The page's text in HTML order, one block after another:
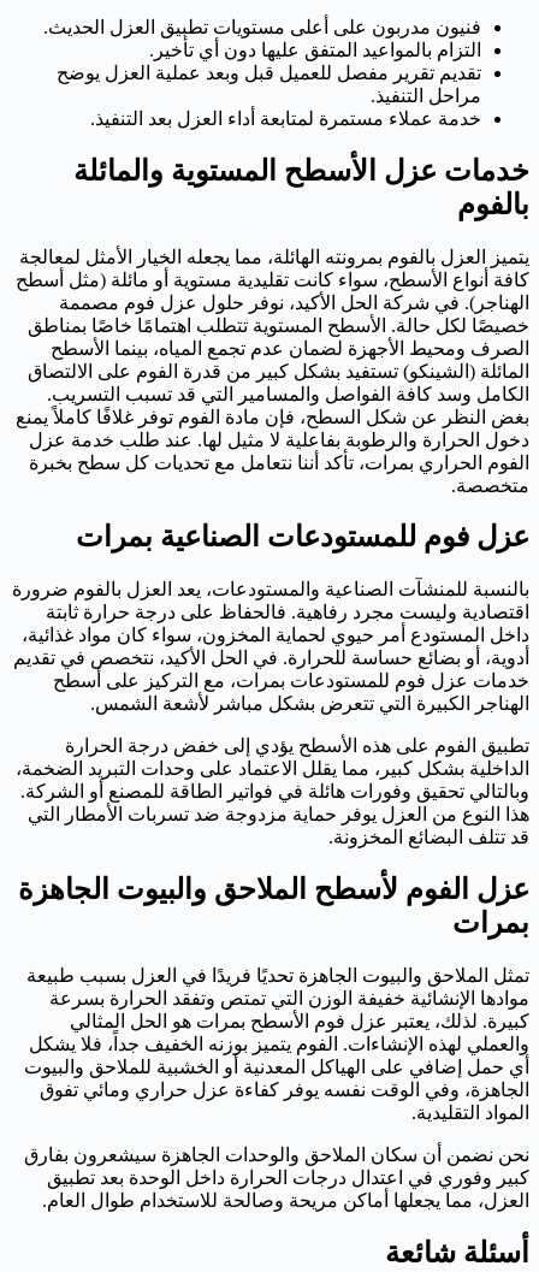
فنيون مدربون على أعلى مستويات تطبيق العزل الحديث.
التزام بالمواعيد المتفق عليها دون أي تأخير.
تقديم تقرير مفصل للعميل قبل وبعد عملية العزل يوضح
مراحل التنفيذ.
خدمة عملاء مستمرة لمتابعة أداء العزل بعد التنفيذ.
خدمات عزل الأسطح المستوية والمائلة
بالفوم
يتميز العزل بالفوم بمرونته الهائلة، مما يجعله الخيار الأمثل لمعالجة
كافة أنواع الأسطح، سواء كانت تقليدية مستوية أو مائلة (مثل أسطح
الهناجر). في شركة الحل الأكيد، نوفر حلول عزل فوم مصممة
خصيصًا لكل حالة. الأسطح المستوية تتطلب اهتمامًا خاصًا بمناطق
الصرف ومحيط الأجهزة لضمان عدم تجمع المياه، بينما الأسطح
المائلة (الشينكو) تستفيد بشكل كبير من قدرة الفوم على الالتصاق
الكامل وسد كافة الفواصل والمسامير التي قد تسبب التسريب.
بغض النظر عن شكل السطح، فإن مادة الفوم توفر غلافًا كاملاً يمنع
دخول الحرارة والرطوبة بفاعلية لا مثيل لها. عند طلب خدمة عزل
الفوم الحراري بمرات، تأكد أننا نتعامل مع تحديات كل سطح بخبرة
متخصصة.
عزل فوم للمستودعات الصناعية بمرات
بالنسبة للمنشآت الصناعية والمستودعات، يعد العزل بالفوم ضرورة
اقتصادية وليست مجرد رفاهية. فالحفاظ على درجة حرارة ثابتة
داخل المستودع أمر حيوي لحماية المخزون، سواء كان مواد غذائية،
أدوية، أو بضائع حساسة للحرارة. في الحل الأكيد، نتخصص في تقديم
خدمات عزل فوم للمستودعات بمرات، مع التركيز على أسطح
الهناجر الكبيرة التي تتعرض بشكل مباشر لأشعة الشمس.
تطبيق الفوم على هذه الأسطح يؤدي إلى خفض درجة الحرارة
الداخلية بشكل كبير، مما يقلل الاعتماد على وحدات التبريد الضخمة،
وبالتالي تحقيق وفورات هائلة في فواتير الطاقة للمصنع أو الشركة.
هذا النوع من العزل يوفر حماية مزدوجة ضد تسربات الأمطار التي
قد تتلف البضائع المخزونة.
عزل الفوم لأسطح الملاحق والبيوت الجاهزة
بمرات
تمثل الملاحق والبيوت الجاهزة تحديًا فريدًا في العزل بسبب طبيعة
موادها الإنشائية خفيفة الوزن التي تمتص وتفقد الحرارة بسرعة
كبيرة. لذلك، يعتبر عزل فوم الأسطح بمرات هو الحل المثالي
والعملي لهذه الإنشاءات. الفوم يتميز بوزنه الخفيف جداً، فلا يشكل
أي حمل إضافي على الهياكل المعدنية أو الخشبية للملاحق والبيوت
الجاهزة، وفي الوقت نفسه يوفر كفاءة عزل حراري ومائي تفوق
المواد التقليدية.
نحن نضمن أن سكان الملاحق والوحدات الجاهزة سيشعرون بفارق
كبير وفوري في اعتدال درجات الحرارة داخل الوحدة بعد تطبيق
العزل، مما يجعلها أماكن مريحة وصالحة للاستخدام طوال العام.
أسئلة شائعة